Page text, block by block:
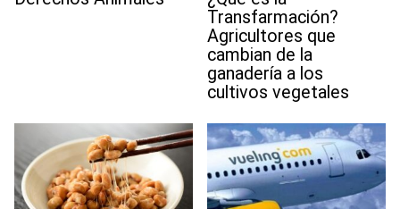
Transfarmación?
Agricultores que
cambian de la
ganadería a los
cultivos vegetales